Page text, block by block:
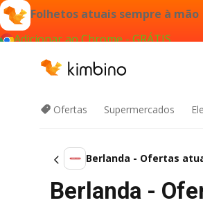
Folhetos atuais sempre à mão
Adicionar ao Chrome - GRÁTIS
Ofertas Supermercados
Berlanda - Ofertas
Berlanda -